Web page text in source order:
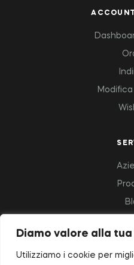
Diamo valore alla
Utilizziamo i cookie per
Copyright © 2023